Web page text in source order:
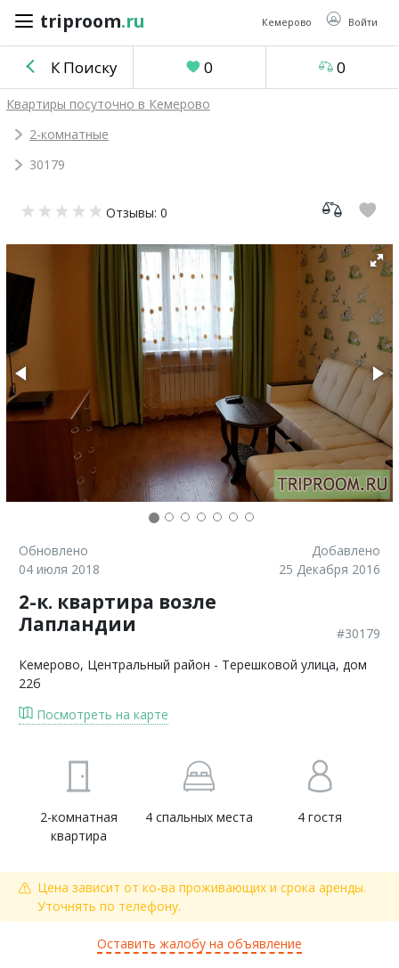
triproom.ru Кемерово Войти
triproom .ru
Российский
Войти / Зарегистрироваться
объявление
Избранное
Сравнение
К Поиску 0 0
Квартиры посуточно в Кемерово
2-комнатные
30179
Отзывы: 0
Обновлено
04 июля 2018
Добавлено
25 Декабря 2016
2-к. квартира возле
Лапландии
#30179
Кемерово, Центральный район - Терешковой улица, дом
22б
Посмотреть на карте
2-комнатная
квартира
4 спальных места 4 гостя
Цена зависит от ко-ва проживающих и срока аренды.
Уточнять по телефону.
Оставить жалобу на объявление